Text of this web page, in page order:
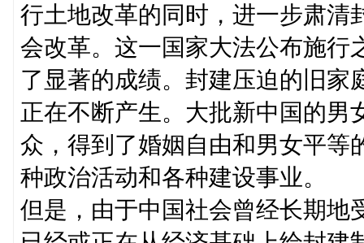
行土地改革的同时，进一步肃清
会改革。这一国家大法公布施行
了显著的成绩。封建压迫的旧家
正在不断产生。大批新中国的男
众，得到了婚姻自由和男女平等
种政治活动和各种建设事业。
但是，由于中国社会曾经长期地